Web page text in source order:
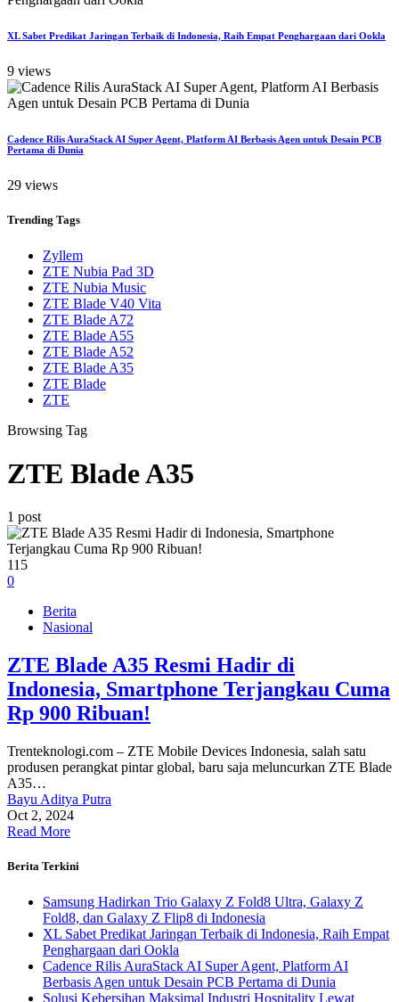
XL Sabet Predikat Jaringan Terbaik di Indonesia, Raih Empat Penghargaan dari Ookla
9 views
Cadence Rilis AuraStack AI Super Agent, Platform AI Berbasis Agen untuk Desain PCB
Pertama di Dunia
29 views
Trending Tags
Zyllem
ZTE Nubia Pad 3D
ZTE Nubia Music
ZTE Blade V40 Vita
ZTE Blade A72
ZTE Blade A55
ZTE Blade A52
ZTE Blade A35
ZTE Blade
ZTE
Browsing Tag
ZTE Blade A35
1 post
115
0
Berita
Nasional
ZTE Blade A35 Resmi Hadir di
Indonesia, Smartphone Terjangkau Cuma
Rp 900 Ribuan!
Trenteknologi.com – ZTE Mobile Devices Indonesia, salah satu
produsen perangkat pintar global, baru saja meluncurkan ZTE Blade
A35…
Bayu Aditya Putra
Oct 2, 2024
Read More
Berita Terkini
Samsung Hadirkan Trio Galaxy Z Fold8 Ultra, Galaxy Z
Fold8, dan Galaxy Z Flip8 di Indonesia
XL Sabet Predikat Jaringan Terbaik di Indonesia, Raih Empat
Penghargaan dari Ookla
Cadence Rilis AuraStack AI Super Agent, Platform AI
Berbasis Agen untuk Desain PCB Pertama di Dunia
Solusi Kebersihan Maksimal Industri Hospitality Lewat